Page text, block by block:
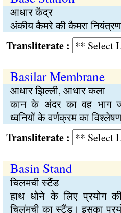
आधार केंद्र
अंकीय कैमरे की कैमरा
:
Basilar Membrane
आधार झिल्ली, आधार कला
कान के अंदर का वह भाग
ध्वनियों के वर्णक्रम का
:
Basin Stand
चिलमची स्टैंड
हाथ धोने के लिए प्रयोग
चिलंमची का स्टैंड। इसका